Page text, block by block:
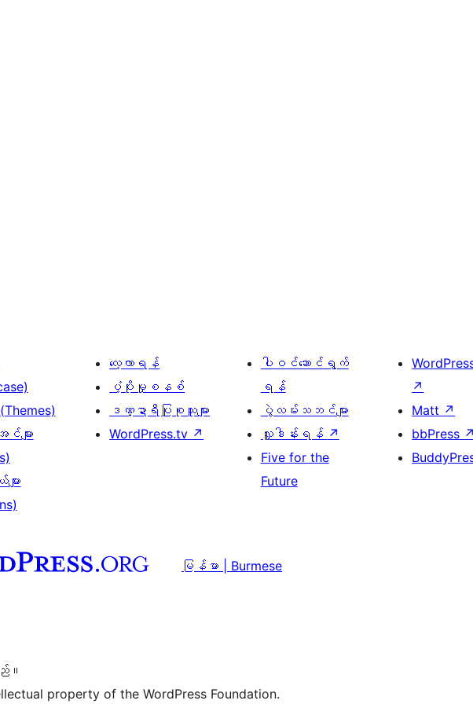
း (Themes)
ျား
ား
လေ့လာရန်
ပံ့ပိုးမှုစနစ်
ဒဏ္ဍာရီပြုစုသူများ
WordPress.tv ↗
ပါဝင်ဆောင်ရွက်
ရန်
ပွဲလမ်းသဘင်များ
လှူဒါန်းရန် ↗
Five for the
Future
↗
Matt ↗
bbPress ↗
မြန်မာ | Burmese
။
property of the WordPress Foundation.